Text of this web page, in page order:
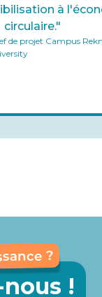
à
circulaire."
de projet Campus
!
?